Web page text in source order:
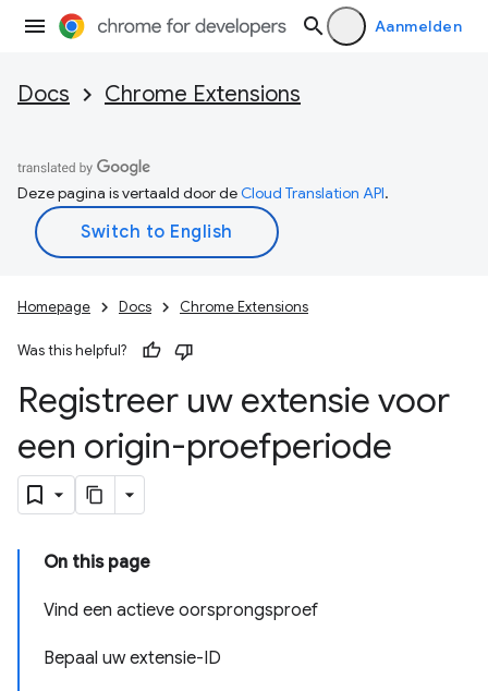
Aanmelden
Docs Chrome Extensions
Deze pagina is vertaald door deCloud Translation API.
Homepage Docs Chrome Extensions
Was this helpful?
Registreer uw extensie voor
een origin-proefperiode
On this page
Vind een actieve oorsprongsproef
Bepaal uw extensie-ID